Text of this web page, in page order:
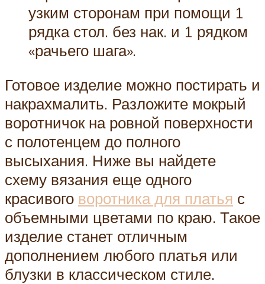
узким сторонам при помощи 1
рядка стол. без нак. и 1 рядком
«рачьего шага».
Готовое изделие можно постирать и
накрахмалить. Разложите мокрый
воротничок на ровной поверхности
с полотенцем до полного
высыхания. Ниже вы найдете
схему вязания еще одного
красивого воротника для платья с
объемными цветами по краю. Такое
изделие станет отличным
дополнением любого платья или
блузки в классическом стиле.